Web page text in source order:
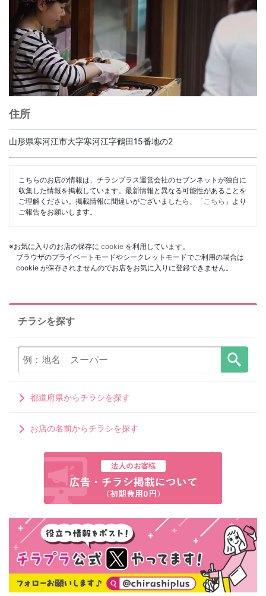
住所
山形県寒河江市大字寒河江字鶴田15番地の2
こちらのお店の情報は、チラシプラス運営会社のセブンネットが独自に
収集した情報を掲載しています。最新情報と異なる可能性があることを
ご理解ください。掲載情報に間違いがございましたら、「 こちら 」より
ご報告をお願いします。
※お気に入りのお店の保存に cookie を利用しています。
ブラウザのプライベートモードやシークレットモードでご利用の場合は
cookie が保存されませんのでお店をお気に入りに登録できません。
チラシを探す
都道府県からチラシを探す
お店の名前からチラシを探す